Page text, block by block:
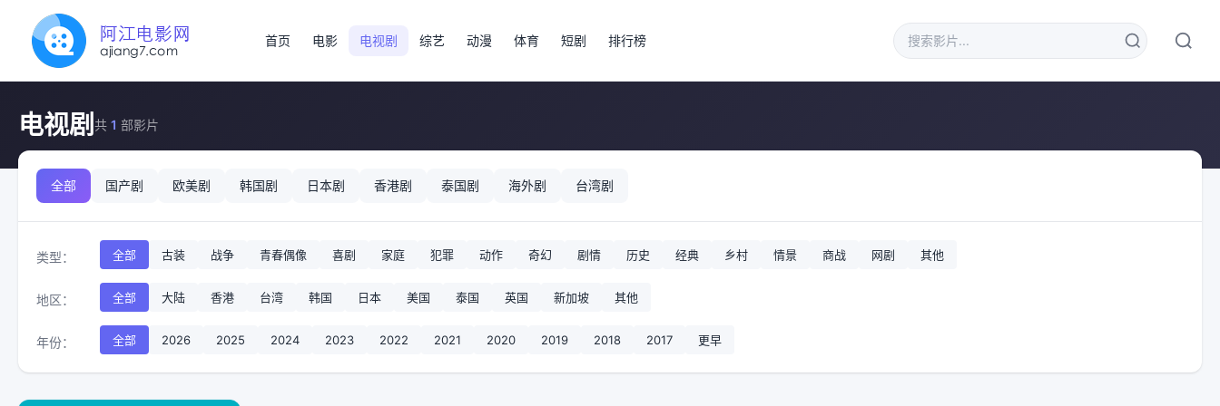
首页 电影 电视剧 综艺 动漫 体育 短剧 排行榜
电视剧共 1 部影片
全部 国产剧 欧美剧 韩国剧 日本剧 香港剧 泰国剧 海外剧 台湾剧
类型： 全部 古装 战争 青春偶像 喜剧 家庭 犯罪 动作 奇幻 剧情 历史 经典 乡村 情景 商战 网剧 其他
地区： 全部 大陆 香港 台湾 韩国 日本 美国 泰国 英国 新加坡 其他
年份： 全部 2026 2025 2024 2023 2022 2021 2020 2019 2018 2017 更早